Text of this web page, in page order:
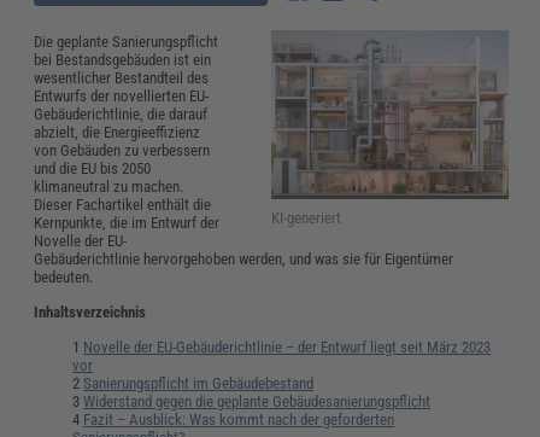
KI-generiert
Die geplante Sanierungspflicht
bei Bestandsgebäuden ist ein
wesentlicher Bestandteil des
Entwurfs der novellierten EU-
Gebäuderichtlinie, die darauf
abzielt, die Energieeffizienz
von Gebäuden zu verbessern
und die EU bis 2050
klimaneutral zu machen.
Dieser Fachartikel enthält die
Kernpunkte, die im Entwurf der
Novelle der EU-
Gebäuderichtlinie hervorgehoben werden, und was sie für Eigentümer
bedeuten.
Inhaltsverzeichnis
Novelle der EU-Gebäuderichtlinie – der Entwurf liegt seit März 2023
vor
Sanierungspflicht im Gebäudebestand
Widerstand gegen die geplante Gebäudesanierungspflicht
Fazit – Ausblick: Was kommt nach der geforderten